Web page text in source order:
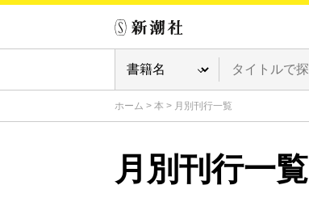
ホーム > 本 > 月別刊行一覧
月別刊行一覧